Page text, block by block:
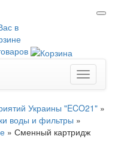
в
Меню
Украины "ECO21" »
воды и фильтры »
» Сменный картридж